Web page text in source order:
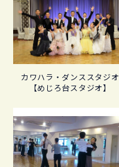
カワハラ・ダンススタジオ
【めじろ台スタジオ】